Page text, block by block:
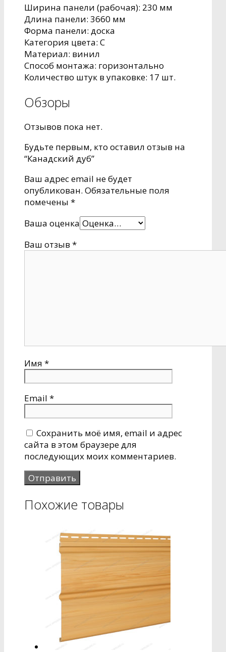
Ширина панели (рабочая): 230 мм
Длина панели: 3660 мм
Форма панели: доска
Категория цвета: C
Материал: винил
Способ монтажа: горизонтально
Количество штук в упаковке: 17 шт.
Обзоры
Отзывов пока нет.
Будьте первым, кто оставил отзыв на
“Канадский дуб”
Ваш адрес email не будет
опубликован. Обязательные поля
помечены *
Ваша оценка
Ваш отзыв *
Имя *
Email *
Сохранить моё имя, email и адрес
сайта в этом браузере для
последующих моих комментариев.
Похожие товары